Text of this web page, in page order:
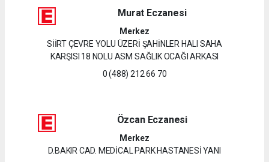
Murat Eczanesi
Merkez
SİİRT ÇEVRE YOLU ÜZERİ ŞAHİNLER HALI SAHA
KARŞISI 18 NOLU ASM SAĞLIK OCAĞI ARKASI
0 (488) 212 66 70
Özcan Eczanesi
Merkez
D.BAKIR CAD. MEDİCAL PARK HASTANESİ YANI